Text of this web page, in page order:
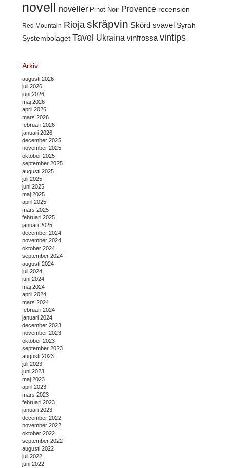
novell noveller Pinot Noir Provence recension
Red Mountain Rioja skräpvin Skörd svavel Syrah
Systembolaget Tavel Ukraina vinfrossa vintips
Arkiv
augusti 2026
juli 2026
juni 2026
maj 2026
april 2026
mars 2026
februari 2026
januari 2026
december 2025
november 2025
oktober 2025
september 2025
augusti 2025
juli 2025
juni 2025
maj 2025
april 2025
mars 2025
februari 2025
januari 2025
december 2024
november 2024
oktober 2024
september 2024
augusti 2024
juli 2024
juni 2024
maj 2024
april 2024
mars 2024
februari 2024
januari 2024
december 2023
november 2023
oktober 2023
september 2023
augusti 2023
juli 2023
juni 2023
maj 2023
april 2023
mars 2023
februari 2023
januari 2023
december 2022
november 2022
oktober 2022
september 2022
augusti 2022
juli 2022
juni 2022